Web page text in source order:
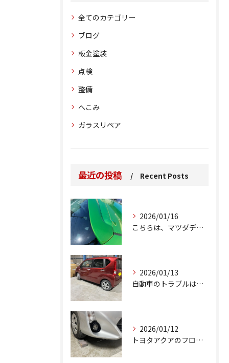
全てのカテゴリー
ブログ
板金塗装
点検
整備
へこみ
ガラスリペア
最近の投稿 Recent Posts
2026/01/16
こちらは、マツダデミオのゲートのルーフスポイラーで、経年劣化...
2026/01/13
自動車のトラブルは、日常生活において避けられない出来事の一つ...
2026/01/12
トヨタアクアのフロントバンパーの右下側を縁石にぶつけてできた...